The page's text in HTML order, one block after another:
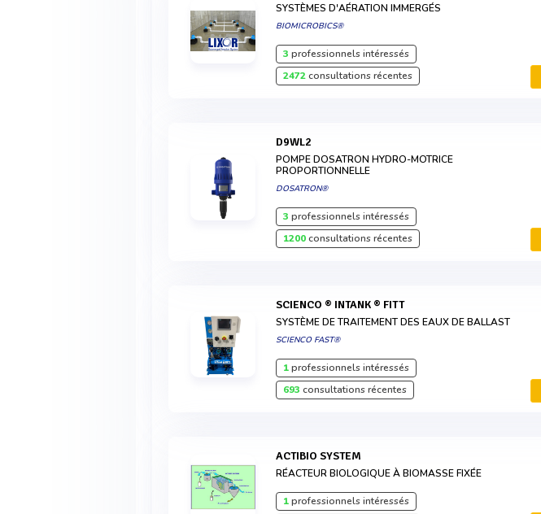
SYSTÈMES D'AÉRATION IMMERGÉS
BIOMICROBICS®
3 professionnels intéressés
2472consultations récentes
D9WL2
POMPE DOSATRON HYDRO-MOTRICE
PROPORTIONNELLE
DOSATRON®
3 professionnels intéressés
1200consultations récentes
SCIENCO ® INTANK ® FITT
SYSTÈME DE TRAITEMENT DES EAUX DE BALLAST
SCIENCO FAST®
1professionnels intéressés
693 consultations récentes
ACTIBIO SYSTEM
RÉACTEUR BIOLOGIQUE À BIOMASSE FIXÉE
1professionnels intéressés